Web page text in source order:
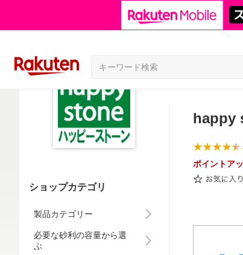
ショップカテゴリ
製品カテゴリー
必要な砂利の容量から選
ぶ
happy
ポイントア